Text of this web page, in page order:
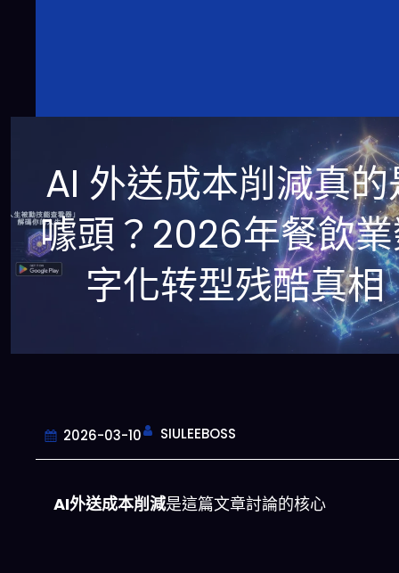
AI 外送成本削減真的
噱頭？2026年餐飲
字化转型残酷真相
2026-03-10 SIULEEBOSS
AI外送成本削減是這篇文章討論的核心